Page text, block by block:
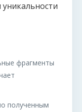
фрагменты
полученным